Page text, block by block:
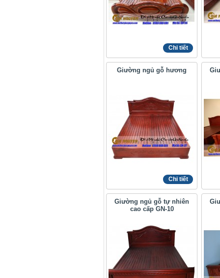
Chi tiết
Giường ngủ gỗ hương
Chi tiết
Giường ngủ gỗ tự nhiên
cao cấp GN-10